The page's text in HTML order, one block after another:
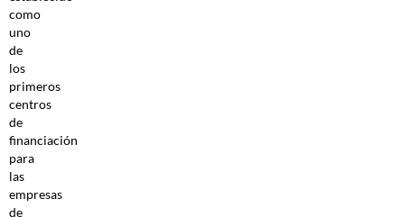
como
uno
de
los
primeros
centros
de
financiación
para
las
empresas
de